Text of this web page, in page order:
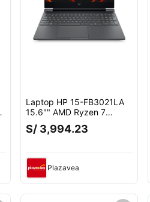
Laptop HP 15-FB3021LA
15.6"" AMD Ryzen 7
7445HS 16GB 512GB SSD
S/ 3,994.23
Plazavea